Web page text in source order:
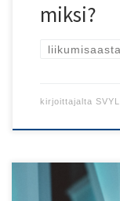
miksi?
liikumisaasta
kirjoittajalta SVYL